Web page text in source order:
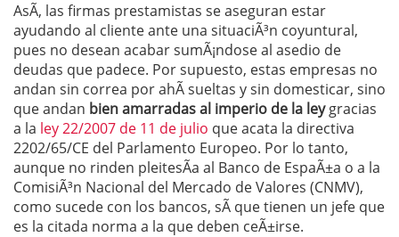
AsÃ­, las firmas prestamistas se aseguran estar
ayudando al cliente ante una situaciÃ³n coyuntural,
pues no desean acabar sumÃ¡ndose al asedio de
deudas que padece. Por supuesto, estas empresas no
andan sin correa por ahÃ­ sueltas y sin domesticar, sino
que andan bien amarradas al imperio de la leygracias
a la ley 22/2007 de 11 de julio que acata la directiva
2202/65/CE del Parlamento Europeo. Por lo tanto,
aunque no rinden pleitesÃ­a al Banco de EspaÃ±a o a la
ComisiÃ³n Nacional del Mercado de Valores (CNMV),
como sucede con los bancos, sÃ­ que tienen un jefe que
es la citada norma a la que deben ceÃ±irse.